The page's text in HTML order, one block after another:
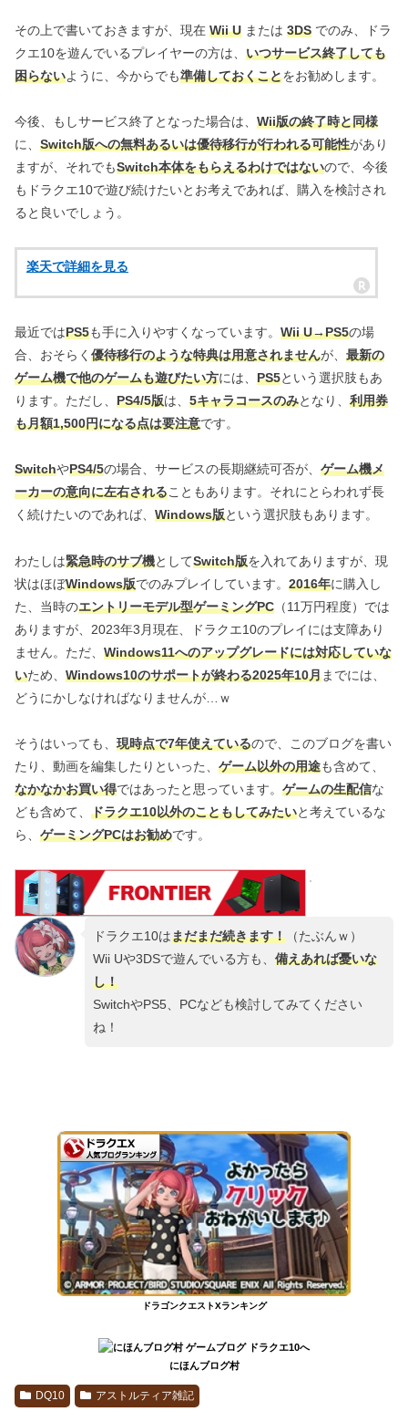
その上で書いておきますが、現在 Wii U または 3DS でのみ、ドラ
クエ10を遊んでいるプレイヤーの方は、 いつサービス終了しても
困らないように、今からでも準備しておくことをお勧めします。
今後、もしサービス終了となった場合は、 Wii版の終了時と同様
に、 Switch版への無料あるいは優待移行が行われる可能性があり
ますが、それでもSwitch本体をもらえるわけではないので、今後
もドラクエ10で遊び続けたいとお考えであれば、購入を検討され
ると良いでしょう。
楽天で詳細を見る
最近ではPS5も手に入りやすくなっています。 Wii U→PS5の場
合、おそらく 優待移行のような特典は用意されませんが、 最新の
ゲーム機で他のゲームも遊びたい方には、 PS5という選択肢もあ
ります。ただし、 PS4/5版は、 5キャラコースのみとなり、 利用券
も月額1,500円になる点は要注意です。
SwitchやPS4/5の場合、サービスの長期継続可否が、 ゲーム機メ
ーカーの意向に左右されることもあります。それにとらわれず長
く続けたいのであれば、 Windows版という選択肢もあります。
わたしは緊急時のサブ機としてSwitch版を入れてありますが、現
状はほぼWindows版でのみプレイしています。 2016年に購入し
た、当時のエントリーモデル型ゲーミングPC （11万円程度）では
ありますが、2023年3月現在、ドラクエ10のプレイには支障あり
ません。ただ、 Windows11へのアップグレードには対応していな
いため、 Windows10のサポートが終わる2025年10月までには、
どうにかしなければなりませんが…ｗ
そうはいっても、 現時点で7年使えているので、このブログを書い
たり、動画を編集したりといった、 ゲーム以外の用途も含めて、
なかなかお買い得ではあったと思っています。 ゲームの生配信な
ども含めて、 ドラクエ10以外のこともしてみたいと考えているな
ら、 ゲーミングPCはお勧めです。
ドラクエ10はまだまだ続きます！（たぶんｗ）
Wii Uや3DSで遊んでいる方も、 備えあれば憂いな
し！
SwitchやPS5、PCなども検討してみてください
ね！
ドラゴンクエストXランキング
にほんブログ村
DQ10 アストルティア雑記